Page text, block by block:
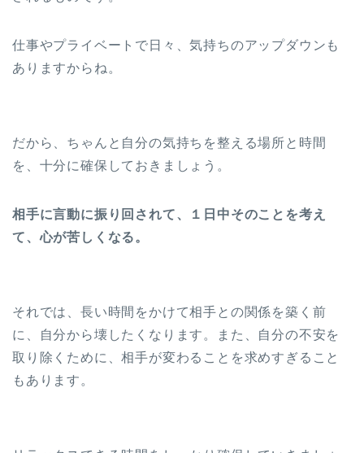
仕事やプライベートで日々、気持ちのアップダウンも
ありますからね。
だから、ちゃんと自分の気持ちを整える場所と時間
を、十分に確保しておきましょう。
相手に言動に振り回されて、１日中そのことを考え
て、心が苦しくなる。
それでは、長い時間をかけて相手との関係を築く前
に、自分から壊したくなります。また、自分の不安を
取り除くために、相手が変わることを求めすぎること
もあります。